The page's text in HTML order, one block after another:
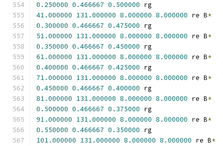
0.250000 0.466667 0.500000 rg
41.000000 131.000000 8.000000 8.000000 re B*
0.300000 0.466667 0.475000 rg
51.000000 131.000000 8.000000 8.000000 re B*
0.350000 0.466667 0.450000 rg
61.000000 131.000000 8.000000 8.000000 re B*
0.400000 0.466667 0.425000 rg
71.000000 131.000000 8.000000 8.000000 re B*
0.450000 0.466667 0.400000 rg
81.000000 131.000000 8.000000 8.000000 re B*
0.500000 0.466667 0.375000 rg
91.000000 131.000000 8.000000 8.000000 re B*
0.550000 0.466667 0.350000 rg
101.000000 131.000000 8.000000 8.000000 re B*